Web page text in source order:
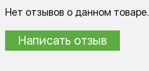
Нет отзывов о данном товаре.
Написать отзыв